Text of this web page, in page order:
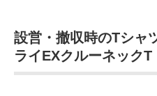
設営・撤収時のTシャ
ライEXクルーネックT